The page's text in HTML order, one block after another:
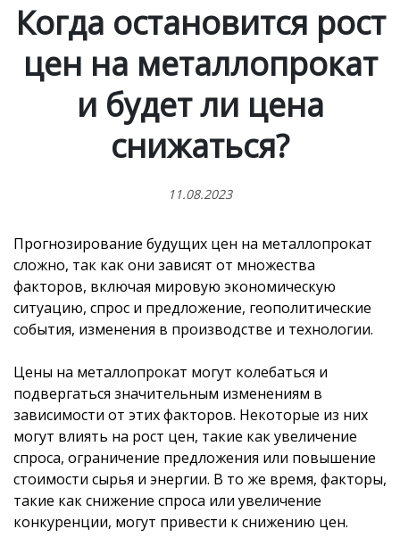
Когда остановится рост
цен на металлопрокат
и будет ли цена
снижаться?
11.08.2023
Прогнозирование будущих цен на металлопрокат
сложно, так как они зависят от множества
факторов, включая мировую экономическую
ситуацию, спрос и предложение, геополитические
события, изменения в производстве и технологии.
Цены на металлопрокат могут колебаться и
подвергаться значительным изменениям в
зависимости от этих факторов. Некоторые из них
могут влиять на рост цен, такие как увеличение
спроса, ограничение предложения или повышение
стоимости сырья и энергии. В то же время, факторы,
такие как снижение спроса или увеличение
конкуренции, могут привести к снижению цен.